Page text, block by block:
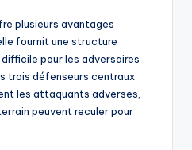
plusieurs avantages
fournit une structure
pour les adversaires
trois défenseurs centraux
les attaquants adverses,
peuvent reculer pour